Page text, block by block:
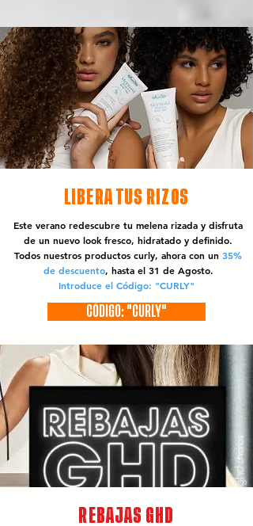
LIBERA TUS RIZOS
Este verano redescubre tu melena rizada y disfruta
de un nuevo look fresco, hidratado y definido.
Todos nuestros productos curly, ahora con un 35%
de descuento, hasta el 31 de Agosto.
Introduce el Código: "CURLY"
CÓDIGO: "CURLY"
REBAJAS GHD